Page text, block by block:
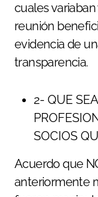
cuales
reunión
evidencia de
transparencia.
2- QUE
SOCIOS
Acuerdo que
anteriormente